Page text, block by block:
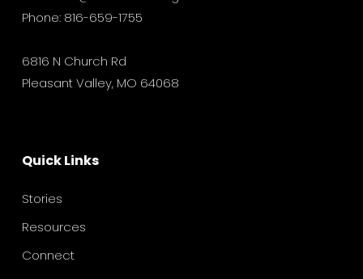
Phone: 816-659-1755
6816 N Church Rd
Pleasant Valley, MO 64068
Quick Links
Stories
Resources
Connect